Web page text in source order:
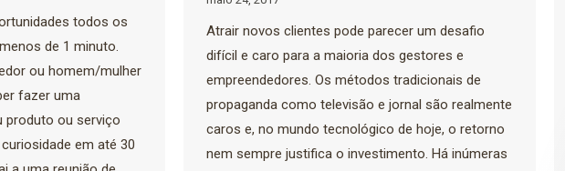
todos os
de 1 minuto.
ou homem/mulher
fazer uma
produto ou serviço
em até 30
Atrair novos clientes pode parecer um desafio
difícil e caro para a maioria dos gestores e
empreendedores. Os métodos tradicionais de
propaganda como televisão e jornal são realmente
caros e, no mundo tecnológico de hoje, o retorno
nem sempre justifica o investimento. Há inúmeras